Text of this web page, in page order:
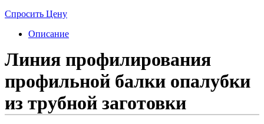
Спросить Цену
Описание
Линия профилирования
профильной балки опалубки
из трубной заготовки